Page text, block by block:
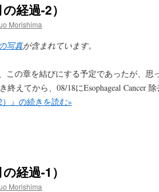
経過-2）
Morishima
写真が含まれています。
この章を結びにする予定であったが、思
えてから、08/18にEsophageal Cancer
）』の続きを読む»
経過-1）
Morishima